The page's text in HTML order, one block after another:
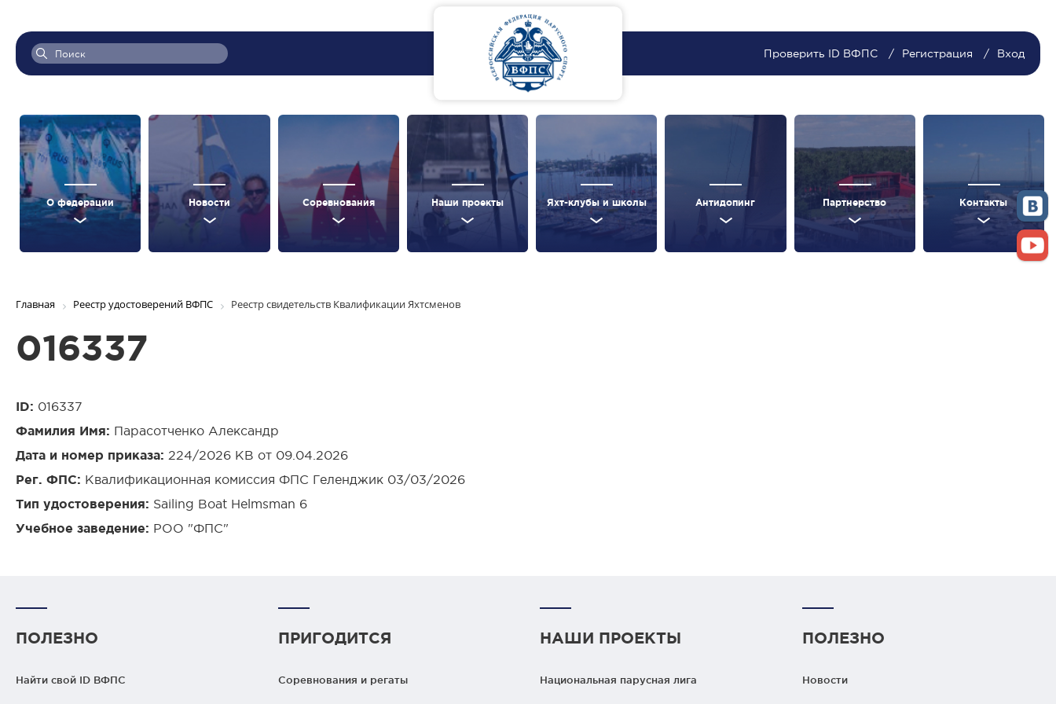
Проверить ID ВФПС Регистрация Вход
О федерации Новости Соревнования Наши проекты Яхт-клубы и школы Антидопинг Партнерство Контакты
Главная Реестр удостоверений ВФПС Реестр свидетельств Квалификации Яхтсменов
016337
ID: 016337
Фамилия Имя: Парасотченко Александр
Дата и номер приказа: 224/2026 КВ от 09.04.2026
Рег. ФПС: Квалификационная комиссия ФПС Геленджик 03/03/2026
Тип удостоверения: Sailing Boat Helmsman 6
Учебное заведение: РОО "ФПС"
ПОЛЕЗНО
Найти свой ID ВФПС
ПРИГОДИТСЯ
Соревнования и регаты
НАШИ ПРОЕКТЫ
Национальная парусная лига
ПОЛЕЗНО
Новости